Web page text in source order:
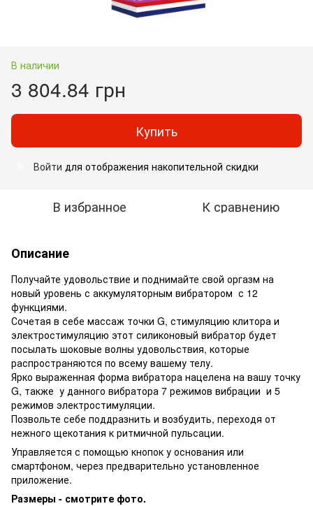
В наличии
3 804.84 грн
Купить
Войти для отображения накопительной скидки
В избранное К сравнению
Описание
Получайте удовольствие и поднимайте свой оргазм на
новый уровень с аккумуляторным вибратором с 12
функциями.
Сочетая в себе массаж точки G, стимуляцию клитора и
электростимуляцию этот силиконовый вибратор будет
посылать шоковые волны удовольствия, которые
распространяются по всему вашему телу.
Ярко выраженная форма вибратора нацелена на вашу точку
G, также у данного вибратора 7 режимов вибрации и 5
режимов электростимуляции.
Позвольте себе поддразнить и возбудить, переходя от
нежного щекотания к ритмичной пульсации.
Управляется с помощью кнопок у основания или
смартфоном, через предварительно установленное
приложение.
Размеры - смотрите фото.